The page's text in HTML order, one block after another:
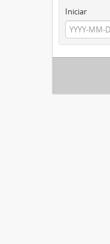
Iniciar